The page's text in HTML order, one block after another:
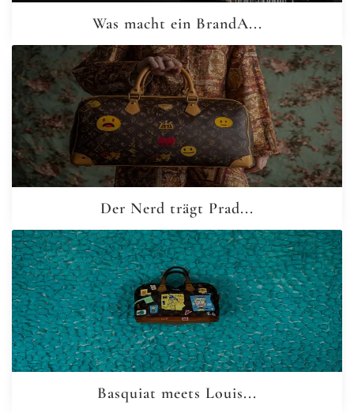
Was macht ein BrandA...
Der Nerd trägt Prad...
Basquiat meets Louis...